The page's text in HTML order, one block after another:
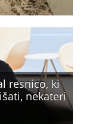
resnico, ki
nekateri